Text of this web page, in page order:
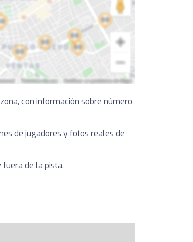
con información sobre número
de jugadores y fotos reales de
de la pista.